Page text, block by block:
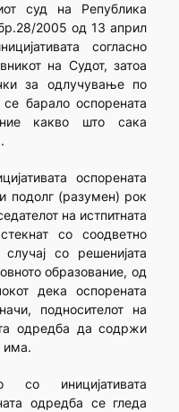
суд на Република
2005 од 13 април
согласно
на Судот, затоа
за одлучување по
се барало оспорената
какво што сака
оспорената
подолг (разумен) рок
на истпитната
со соодветно
со решенијата
образование, од
дека оспорената
подносителот на
одредба да содржи
има.
иницијативата
одредба се гледа